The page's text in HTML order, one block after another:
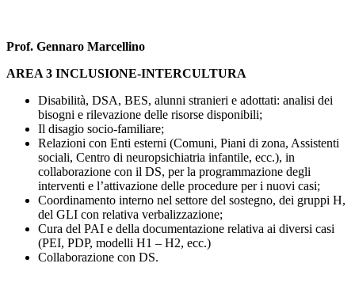
Prof. Gennaro Marcellino
AREA 3 INCLUSIONE-INTERCULTURA
Disabilità, DSA, BES, alunni stranieri e adottati: analisi dei
bisogni e rilevazione delle risorse disponibili;
Il disagio socio-familiare;
Relazioni con Enti esterni (Comuni, Piani di zona, Assistenti
sociali, Centro di neuropsichiatria infantile, ecc.), in
collaborazione con il DS, per la programmazione degli
interventi e l’attivazione delle procedure per i nuovi casi;
Coordinamento interno nel settore del sostegno, dei gruppi H,
del GLI con relativa verbalizzazione;
Cura del PAI e della documentazione relativa ai diversi casi
(PEI, PDP, modelli H1 – H2, ecc.)
Collaborazione con DS.